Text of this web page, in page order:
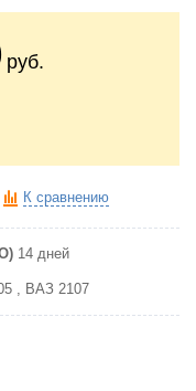
руб.
К сравнению
14 дней
, ВАЗ 2107